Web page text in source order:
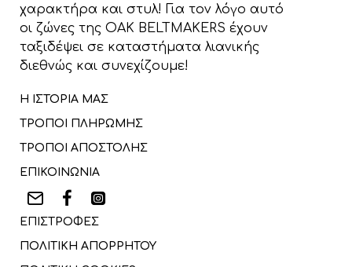
χαρακτήρα και στυλ! Για τον λόγο αυτό
οι ζώνες της OAK BELTMAKERS έχουν
ταξιδέψει σε καταστήματα λιανικής
διεθνώς και συνεχίζουμε!
Η ΙΣΤΟΡΙΑ ΜΑΣ
ΤΡΟΠΟΙ ΠΛΗΡΩΜΗΣ
ΤΡΟΠΟΙ ΑΠΟΣΤΟΛΗΣ
ΕΠΙΚΟΙΝΩΝΙΑ
ΕΠΙΣΤΡΟΦΕΣ
ΠΟΛΙΤΙΚΗ ΑΠΟΡΡΗΤΟΥ